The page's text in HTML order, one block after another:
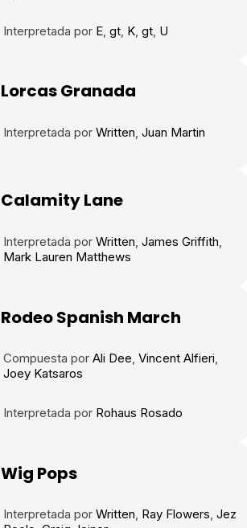
Interpretada por E gt K gt U
Lorcas Granada
Interpretada por Written Juan Martin
Calamity Lane
Interpretada por Written James Griffith
Mark Lauren Matthews
Rodeo Spanish March
Compuesta por Ali Dee Vincent Alfieri
Joey Katsaros
Interpretada por Rohaus Rosado
Wig Pops
Interpretada por Written Ray Flowers Jez